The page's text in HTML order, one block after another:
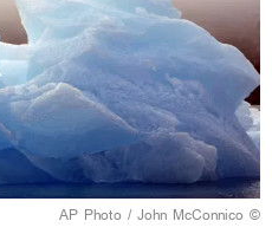
© AP Photo / John McConnico